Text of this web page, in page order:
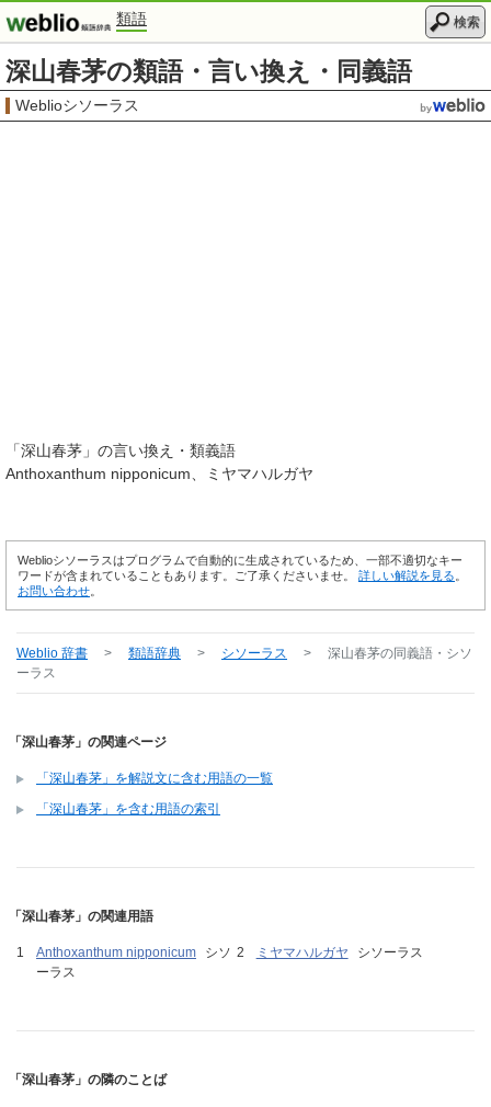
類語 検索
深山春茅の類語・言い換え・同義語
Weblioシソーラス
「深山春茅 」の言い換え・類義語
Anthoxanthum nipponicum
ミヤマハルガヤ
Weblioシソーラスはプログラムで自動的に生成されているため、一部不適切なキー
ワードが含まれていることもあります。ご了承くださいませ。 詳しい解説を見る
お問い合わせ
Weblio 辞書 > 類語辞典 > シソーラス > 深山春茅の同義語・シソ
ーラス
「深山春茅」の関連ページ
「深山春茅」を解説文に含む用語の一覧
「深山春茅」を含む用語の索引
「深山春茅」の関連用語
Anthoxanthum nipponicum
シソ
ーラス
ミヤマハルガヤ シソーラス
「深山春茅」の隣のことば